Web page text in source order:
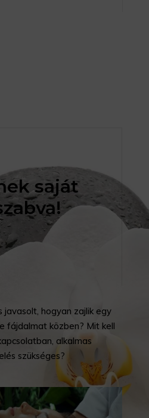
saját
javasolt, hogyan zajlik egy
fájdalmat közben? Mit kell
alkalmas
szükséges?